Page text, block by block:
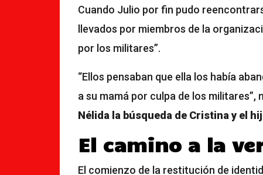
Cuando Julio por fin pudo
llevados por miembros de la
por los militares”.
“Ellos pensaban que ella los había
a su mamá por culpa de los
Nélida la búsqueda de Cristina y el
El camino a la
El comienzo de la restitución de